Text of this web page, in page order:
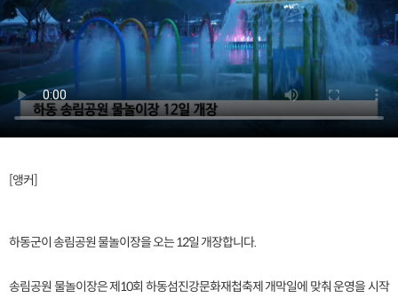
[앵커]
하동군이 송림공원 물놀이장을 오는 12일 개장합니다.
송림공원 물놀이장은 제10회 하동섬진강문화재첩축제 개막일에 맞춰 운영을 시작